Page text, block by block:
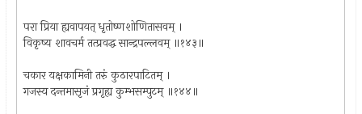
परा प्रिया ह्यवापयत् धृतोष्णशोणितासवम् ।
विकृष्य शावचर्म तत्प्रवद्ध सान्द्रपल्लवम् ॥१४३॥
चकार यक्षकामिनी तरुं कुठारपाटितम् ।
गजस्य दन्तमासृजं प्रगृह्य कुम्भसम्पुटम् ॥१४४॥